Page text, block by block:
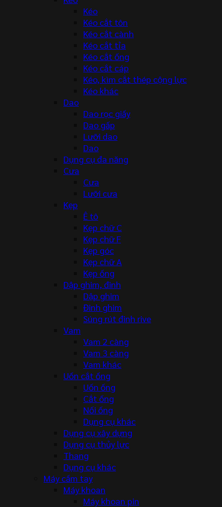
Kéo
Kéo cắt tôn
Kéo cắt cành
Kéo cắt tỉa
Kéo cắt ống
Kéo cắt cáp
Kéo, kìm cắt thép cộng lực
Kéo khác
Dao
Dao rọc giấy
Dao gấp
Lưỡi dao
Dao
Dụng cụ đa năng
Cưa
Cưa
Lưỡi cưa
Kẹp
Ê tô
Kẹp chữ C
Kẹp chữ F
Kẹp góc
Kẹp chữ A
Kẹp ống
Dập ghim, đinh
Dập ghim
Đinh ghim
Súng rút đinh rive
Vam
Vam 2 càng
Vam 3 càng
Vam khác
Uốn cắt ống
Uốn ống
Cắt ống
Nối ống
Dụng cụ khác
Dụng cụ xây dựng
Dụng cụ thủy lực
Thang
Dụng cụ khác
Máy cầm tay
Máy khoan
Máy khoan pin